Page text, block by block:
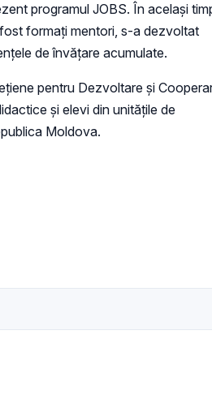
programul JOBS. În același
formați mentori, s-a dezvoltat
de învățare acumulate.
pentru Dezvoltare și
și elevi din unitățile de
Moldova.